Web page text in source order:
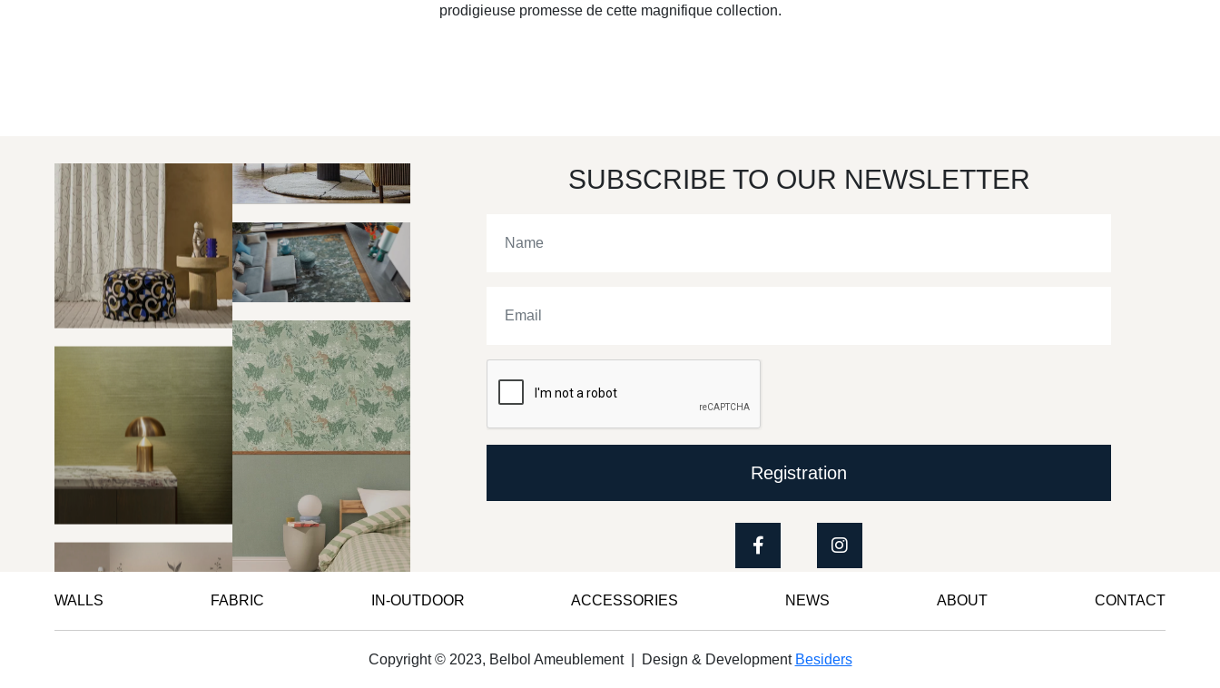
prodigieuse promesse de cette magnifique collection.
SUBSCRIBE TO OUR NEWSLETTER
Registration
WALLS FABRIC IN-OUTDOOR ACCESSORIES NEWS ABOUT CONTACT
Copyright © 2023, Belbol Ameublement | Design & Development Besiders